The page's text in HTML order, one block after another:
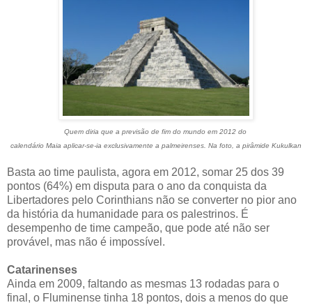
Quem diria que a previsão de fim do mundo em 2012 do
calendário Maia aplicar-se-ia exclusivamente a palmeirenses. Na foto, a pirâmide Kukulkan
Basta ao time paulista, agora em 2012, somar 25 dos 39
pontos (64%) em disputa para o ano da conquista da
Libertadores pelo Corinthians não se converter no pior ano
da história da humanidade para os palestrinos. É
desempenho de time campeão, que pode até não ser
provável, mas não é impossível.
Catarinenses
Ainda em 2009, faltando as mesmas 13 rodadas para o
final, o Fluminense tinha 18 pontos, dois a menos do que